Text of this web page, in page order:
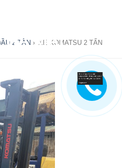
2 TẤN » XE KOMATSU 2 TẤN